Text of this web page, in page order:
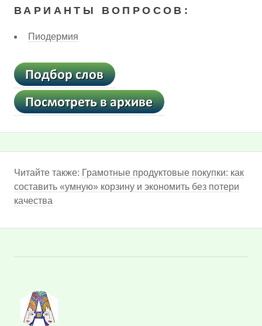
ВАРИАНТЫ ВОПРОСОВ:
Пиодермия
Читайте также: Грамотные продуктовые покупки: как
составить «умную» корзину и экономить без потери
качества